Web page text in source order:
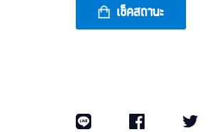
เช็คสถานะ